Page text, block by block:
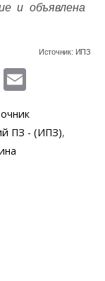
и объявлена
Источник: ИПЗ
Pr
ai
ПЗ - (ИПЗ),